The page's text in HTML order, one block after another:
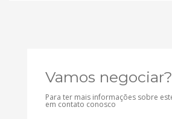
Vamos negociar?
Para ter mais informações sobre
em contato conosco